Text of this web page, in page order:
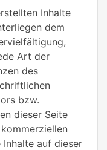
Inhalte
dem
Art der
des
bzw.
dieser Seite
auf dieser